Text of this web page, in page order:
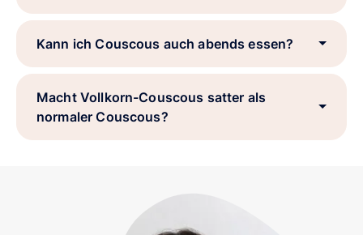
Kann ich Couscous auch abends essen?
Macht Vollkorn-Couscous satter als
normaler Couscous?